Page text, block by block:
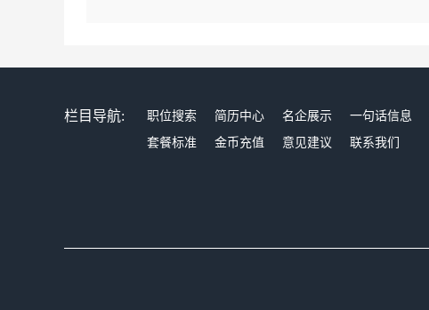
栏目导航: 职位搜索 简历中心 名企展示 一句话信息
套餐标准
金币充值 意见建议 联系我们